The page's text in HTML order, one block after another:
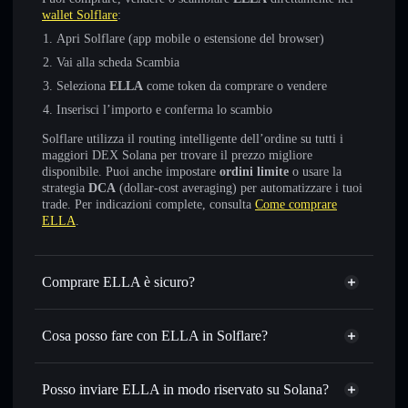
wallet Solflare:
Apri Solflare (app mobile o estensione del browser)
Vai alla scheda Scambia
Seleziona ELLA come token da comprare o vendere
Inserisci l’importo e conferma lo scambio
Solflare utilizza il routing intelligente dell’ordine su tutti i
maggiori DEX Solana per trovare il prezzo migliore
disponibile. Puoi anche impostare ordini limite o usare la
strategia DCA (dollar-cost averaging) per automatizzare i tuoi
trade. Per indicazioni complete, consulta Come comprare
ELLA.
Comprare ELLA è sicuro?
ELLA non è verificato
Cosa posso fare con ELLA in Solflare?
ELLA
wallet Solflare
Scambiare istantaneamente— scambia ELLA in SOL,
Posso inviare ELLA in modo riservato su Solana?